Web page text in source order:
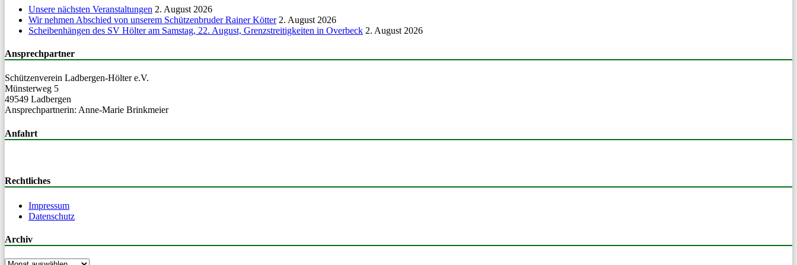
Unsere nächsten Veranstaltungen 2. August 2026
Wir nehmen Abschied von unserem Schützenbruder Rainer Kötter 2. August 2026
Scheibenhängen des SV Hölter am Samstag, 22. August, Grenzstreitigkeiten in Overbeck 2. August 2026
Ansprechpartner
Schützen­vere­in Lad­ber­gen-Höl­ter e.V.
Mün­ster­weg 5
49549 Ladbergen
Ansprech­part­ner­in: Anne-Marie Brinkmeier
Anfahrt
Rechtliches
Impressum
Datenschutz
Archiv
Archiv